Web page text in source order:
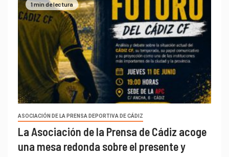
1 min de lectura
ASOCIACIÓN DE LA PRENSA DEPORTIVA DE CÁDIZ
La Asociación de la Prensa de Cádiz acoge
una mesa redonda sobre el presente y